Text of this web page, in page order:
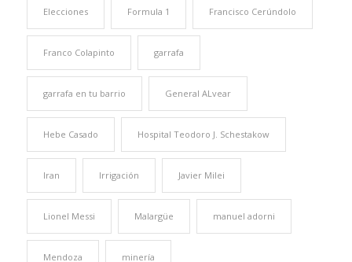
Elecciones Formula 1 Francisco Cerúndolo
Franco Colapinto garrafa
garrafa en tu barrio General ALvear
Hebe Casado Hospital Teodoro J. Schestakow
Iran Irrigación Javier Milei
Lionel Messi Malargüe manuel adorni
Mendoza minería